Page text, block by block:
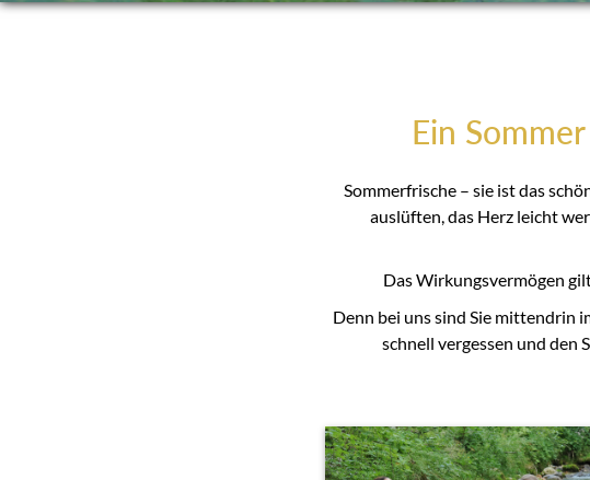
Ein
Sommerfrische – sie ist das
auslüften, das Herz leicht
Das Wirkungsvermögen
Denn bei uns sind Sie mittendrin
schnell vergessen und den